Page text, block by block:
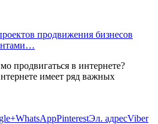
продвижения бизнесов
продвигаться в интернете?
имеет ряд важных
WhatsAppPinterestЭл. адресViber